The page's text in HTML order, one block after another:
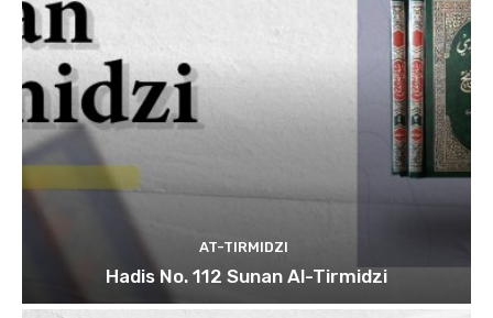
AT-TIRMIDZI
Hadis No. 112 Sunan Al-Tirmidzi